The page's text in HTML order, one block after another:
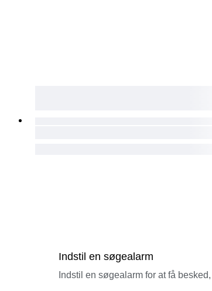
Indstil en søgealarm
Indstil en søgealarm for at få